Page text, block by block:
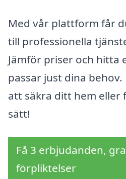
Med vår plattform får
till professionella
Jämför priser och hitta
passar just dina behov.
att säkra ditt hem eller
sätt!
Få 3 erbjudanden,
förpliktelser